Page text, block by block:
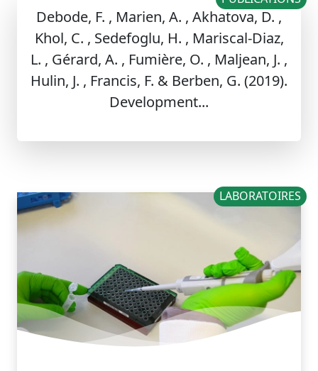
Debode, F. , Marien, A. , Akhatova, D. ,
Khol, C. , Sedefoglu, H. , Mariscal-Diaz,
L. , Gérard, A. , Fumière, O. , Maljean, J. ,
Hulin, J. , Francis, F. & Berben, G. (2019).
Development...
LABORATOIRES